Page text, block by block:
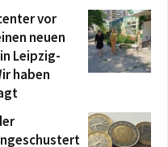
vor
neuen
Leipzig-
haben